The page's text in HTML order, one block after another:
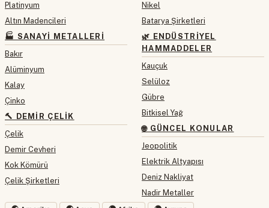
Platinyum
Altın Madencileri
🏭 SANAYI METALLERI
Bakır
Alüminyum
Kalay
Çinko
🔨 DEMIR ÇELIK
Çelik
Demir Cevheri
Kok Kömürü
Çelik Şirketleri
Nikel
Batarya Şirketleri
🌿 ENDÜSTRIYEL
HAMMADDELER
Kauçuk
Selüloz
Gübre
Bitkisel Yağ
🌐 GÜNCEL KONULAR
Jeopolitik
Elektrik Altyapısı
Deniz Nakliyat
Nadir Metaller